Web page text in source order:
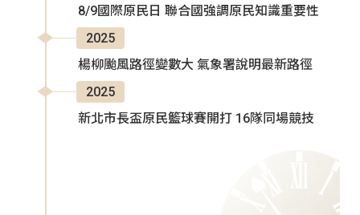
8/9國際原民日 聯合國強調原民知識重要性
2025
楊柳颱風路徑變數大 氣象署說明最新路徑
2025
新北市長盃原民籃球賽開打 16隊同場競技